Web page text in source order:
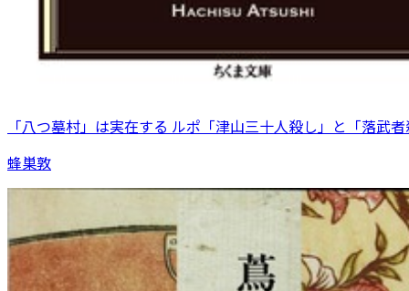
「八つ墓村」は実在する ルポ「津山三十人殺し」と「落武
蜂巣敦